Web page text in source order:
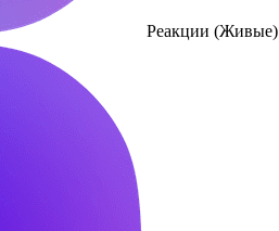
Реакции (Живые)